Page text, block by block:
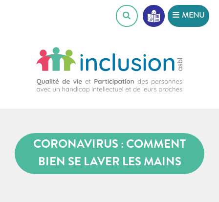
MENU
CORONAVIRUS : COMMENT
BIEN SE LAVER LES MAINS